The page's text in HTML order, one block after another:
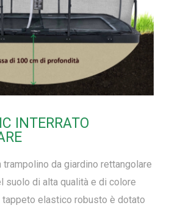
INTERRATO
trampolino da giardino rettangolare
suolo di alta qualità e di colore
tappeto elastico robusto è dotato